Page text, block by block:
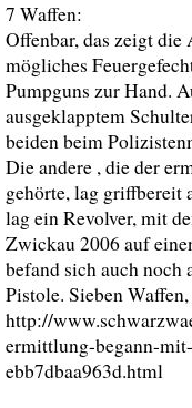
7 Waffen:
Offenbar, das zeigt
mögliches
Pumpguns zur Hand.
ausgeklapptem
beiden beim
Die andere , die der
gehörte, lag griffbereit
lag ein Revolver, mit
Zwickau 2006 auf
befand sich auch noch
Pistole. Sieben
http://
ermittlung-begann-
ebb7dbaa963d.html